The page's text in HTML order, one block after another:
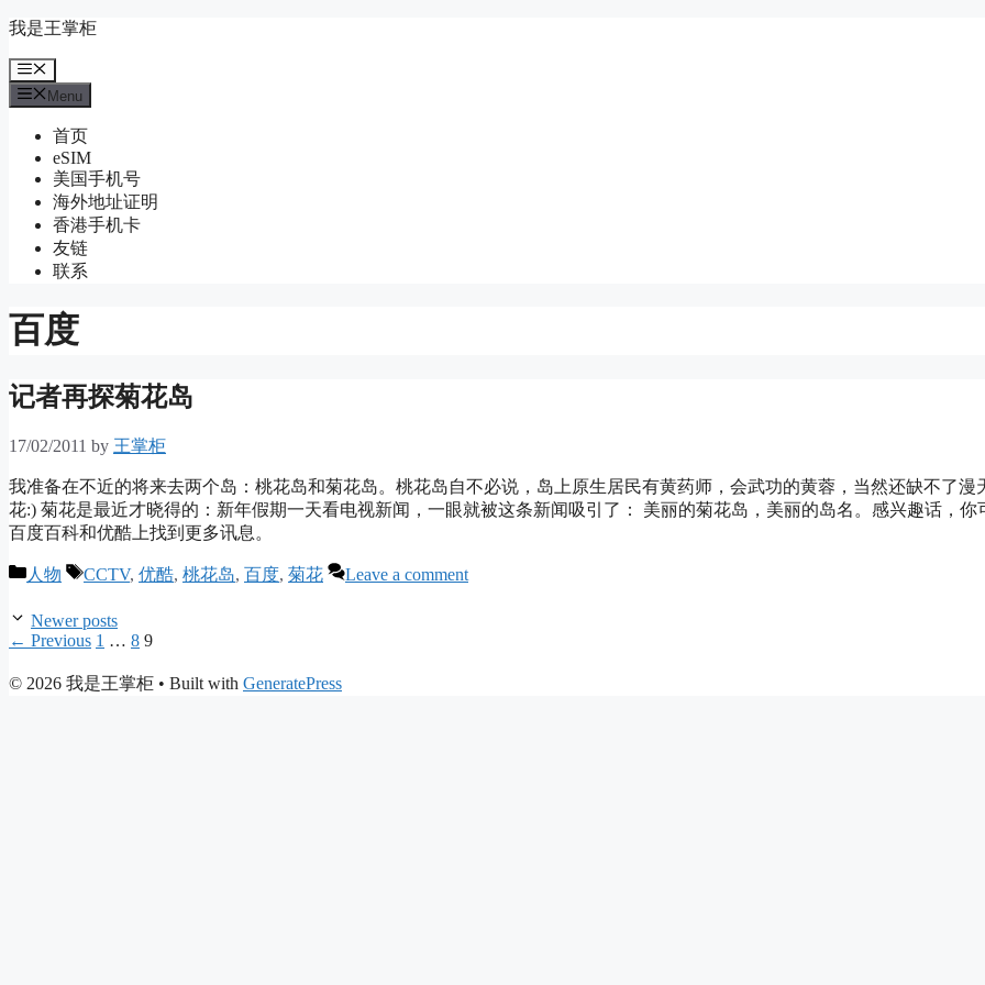
Skip
content
我是王掌柜
Menu
Menu
首页
eSIM
美国手机号
海外地址证明
香港手机卡
友链
联系
百度
记者再探菊花岛
17/02/2011 by 王掌柜
我准备在不近的将来去两个岛：桃花岛和菊花岛。桃花岛自不必说，岛上原生居民有黄药师，会武功的黄蓉，当然还缺不了漫
花:) 菊花是最近才晓得的：新年假期一天看电视新闻，一眼就被这条新闻吸引了： 美丽的菊花岛，美丽的岛名。感兴趣话，你
百度百科和优酷上找到更多讯息。
Categories
人物 Tags
CCTV, 优酷, 桃花岛, 百度, 菊花 Leave a comment
Newer posts
← Previous Page
1 … Page
8 Page
9
© 2026 我是王掌柜 • Built with GeneratePress